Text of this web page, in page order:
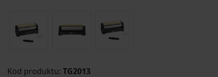
Kod produktu: TG2013